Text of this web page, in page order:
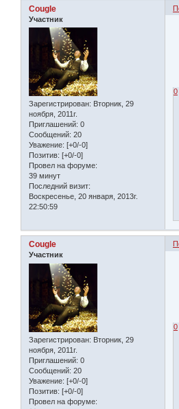
Cougle
Участник
Зарегистрирован: Вторник, 29
ноября, 2011г.
Приглашений: 0
Сообщений: 20
Уважение: [+0/-0]
Позитив: [+0/-0]
Провел на форуме:
39 минут
Последний визит:
Воскресенье, 20 января, 2013г.
22:50:59
0
Cougle
Участник
Зарегистрирован: Вторник, 29
ноября, 2011г.
Приглашений: 0
Сообщений: 20
Уважение: [+0/-0]
Позитив: [+0/-0]
Провел на форуме:
0